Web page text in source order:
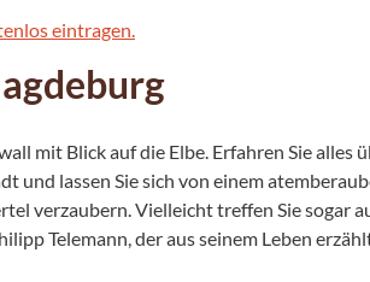
eintragen.
mit Blick auf die Elbe. Erfahren Sie alles
und lassen Sie sich von einem
verzaubern. Vielleicht treffen Sie sogar
Telemann, der aus seinem Leben